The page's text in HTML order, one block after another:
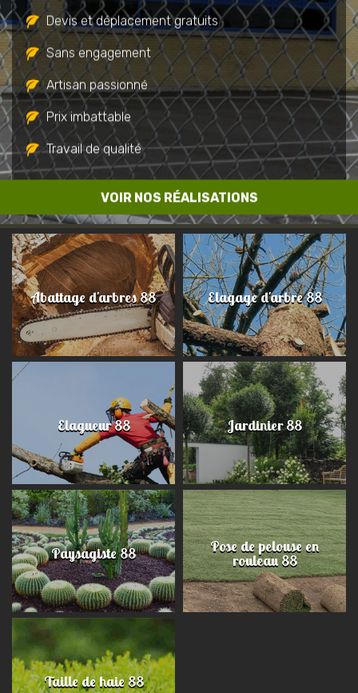
VOIR NOS RÉALISATIONS
Devis et déplacement gratuits
Sans engagement
Artisan passionné
Prix imbattable
Travail de qualité
Abattage d'arbres 88 Elagage d'arbre 88
Elagueur 88 Jardinier 88
Paysagiste 88 Pose de pelouse en
rouleau 88
Taille de haie 88